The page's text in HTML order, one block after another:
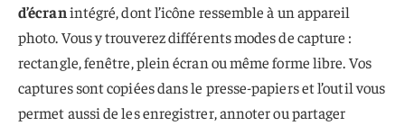
d’écranintégré, dont l’icône ressemble à un appareil
photo. Vous y trouverez différents modes de capture :
rectangle, fenêtre, plein écran ou même forme libre. Vos
captures sont copiées dans le presse-papiers et l’outil vous
permet aussi de les enregistrer, annoter ou partager